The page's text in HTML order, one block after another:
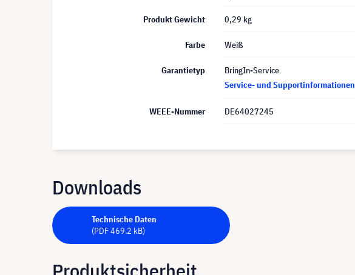
Produkt Gewicht 0,29 kg
Farbe Weiß
Garantietyp
BringIn-Service
Service- und Supportinformationen
WEEE-Nummer DE64027245
Downloads
Technische Daten
(PDF 469.2 kB)